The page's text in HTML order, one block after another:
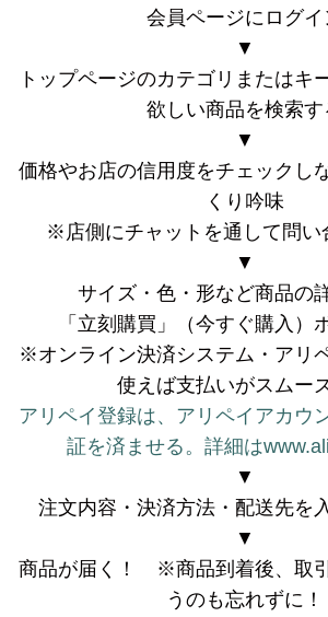
会員ページにログイ
▼
トップページのカテゴリまたはキ
欲しい商品を検索す
▼
価格やお店の信用度をチェックし
くり吟味
※店側にチャットを通して問い
▼
サイズ・色・形など商品の
「立刻購買」（今すぐ購入）
※オンライン決済システム・アリ
使えば支払いがスムー
アリペイ登録は、アリペイアカウ
証を済ませる。詳細は
▼
注文内容・決済方法・配送先を
▼
商品が届く！ ※商品到着後、取
うのも忘れずに！